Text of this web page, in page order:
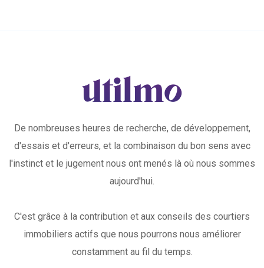
De nombreuses heures de recherche, de développement,
d'essais et d'erreurs, et la combinaison du bon sens avec
l'instinct et le jugement nous ont menés là où nous sommes
aujourd'hui.
C'est grâce à la contribution et aux conseils des courtiers
immobiliers actifs que nous pourrons nous améliorer
constamment au fil du temps.